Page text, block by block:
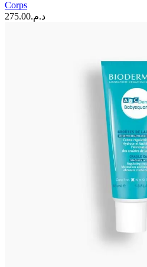
Corps
د.م.275.00